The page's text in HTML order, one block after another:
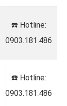
☎️ Hotline:
0903.181.486
☎️ Hotline:
0903.181.486